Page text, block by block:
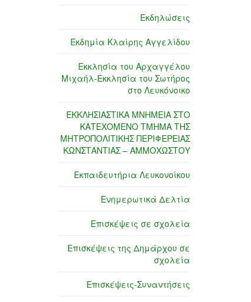
Εκδηλώσεις
Εκδημία Κλαίρης Αγγελίδου
Εκκλησία του Αρχαγγέλου
Μιχαήλ-Εκκλησία του Σωτήρος
στο Λευκόνοικο
ΕΚΚΛΗΣΙΑΣΤΙΚΑ ΜΝΗΜΕΙΑ ΣΤΟ
ΚΑΤΕΧΟΜΕΝΟ ΤΜΗΜΑ ΤΗΣ
ΜΗΤΡΟΠΟΛΙΤΙΚΗΣ ΠΕΡΙΦΕΡΕΙΑΣ
ΚΩΝΣΤΑΝΤΙΑΣ – ΑΜΜΟΧΩΣΤΟΥ
Εκπαιδευτήρια Λευκονοίκου
Ενημερωτικά Δελτία
Επισκέψεις σε σχολεία
Επισκέψεις της Δημάρχου σε
σχολεία
Επισκέψεις-Συναντήσεις